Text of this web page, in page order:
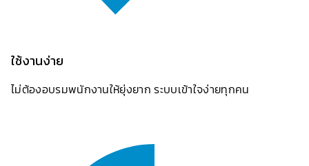
ใช้งานง่าย
ไม่ต้องอบรมพนักงานให้ยุ่งยาก ระบบเข้าใจง่ายทุกคน